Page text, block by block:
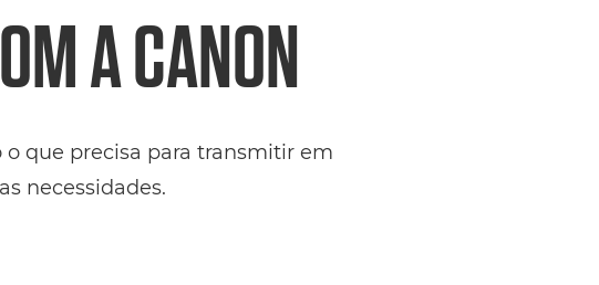
ACANON
que precisa para transmitir em
necessidades.